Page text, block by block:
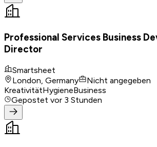
Professional Services Business
Director
Smartsheet
London, Germany
Nicht angegeben
KreativitätHygieneBusiness
Gepostet vor 3 Stunden